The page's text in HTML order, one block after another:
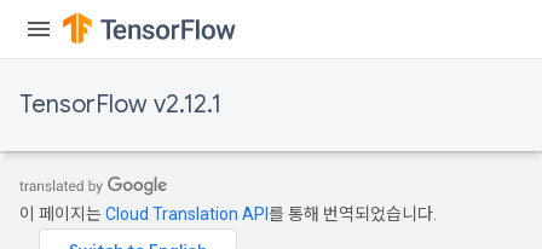
TensorFlow v2.12.1
이 페이지는Cloud Translation API 를 통해 번역되었습니다.